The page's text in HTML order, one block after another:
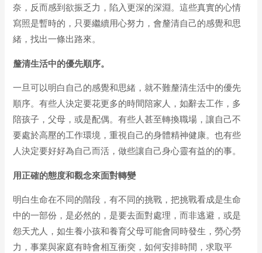
奈，反而感到欲振乏力，陷入更深的深淵。這些真實的心情
寫照是暫時的，只要繼續用心努力，會釐清自己的感覺和思
緒，找出一條出路來。
釐清生活中的優先順序。
一旦可以明白自己的感覺和思緒，就不難釐清生活中的優先
順序。有些人決定要花更多的時間陪家人，如辭去工作，多
陪孩子，父母，或是配偶。有些人甚至轉換職場，讓自己不
要處於高壓的工作環境，重視自己的身體精神健康。也有些
人決定要好好為自己而活，做些讓自己身心靈有益的的事。
用正確的態度和觀念來面對轉變
明白生命在不同的階段，有不同的挑戰，把挑戰看成是生命
中的一部份，是必然的，是要去面對處理，而非逃避，或是
怨天尤人，如生養小孩和養育父母可能會同時發生，勞心勞
力，事業與家庭有時會相互衝突，如何安排時間，求取平